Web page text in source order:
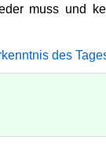
muss und
des